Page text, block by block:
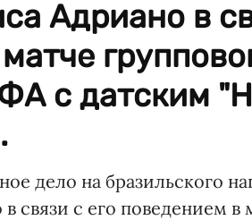
Адриано в
с датским
дело на бразильского
связи с его поведением в